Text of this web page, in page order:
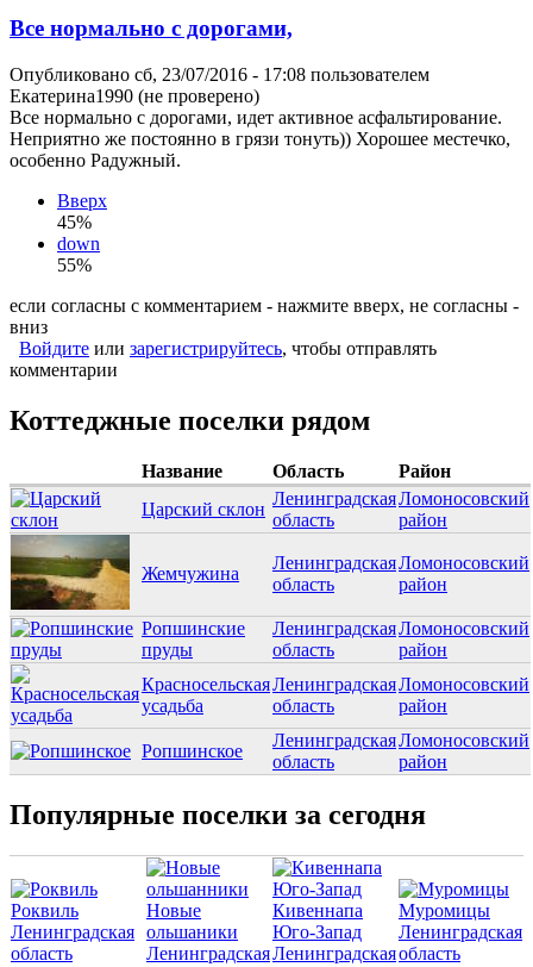
Все нормально с дорогами,
Опубликовано сб, 23/07/2016 - 17:08 пользователем
Екатерина1990 (не проверено)
Все нормально с дорогами, идет активное асфальтирование.
Неприятно же постоянно в грязи тонуть)) Хорошее местечко,
особенно Радужный.
Вверх
45%
down
55%
если согласны с комментарием - нажмите вверх, не согласны -
вниз
Войдите или зарегистрируйтесь, чтобы отправлять
комментарии
Коттеджные поселки рядом
Название Область
Район
Царский склон
Ленинградская
область
Ломоносовский
район
Жемчужина
Ленинградская
область
Ломоносовский
район
Ропшинские
пруды
Ленинградская
область
Ломоносовский
район
Красносельская
усадьба
Ленинградская
область
Ломоносовский
район
Ропшинское
Ленинградская
область
Ломоносовский
район
Популярные поселки за сегодня
Роквиль
Ленинградская
область
Новые
ольшаники
Ленинградская
Кивеннапа
Юго-Запад
Ленинградская
Муромицы
Ленинградская
область